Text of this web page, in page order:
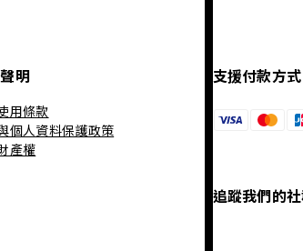
明
用條款
個人資料保護政策
產權
支援付款方式
追蹤我們的